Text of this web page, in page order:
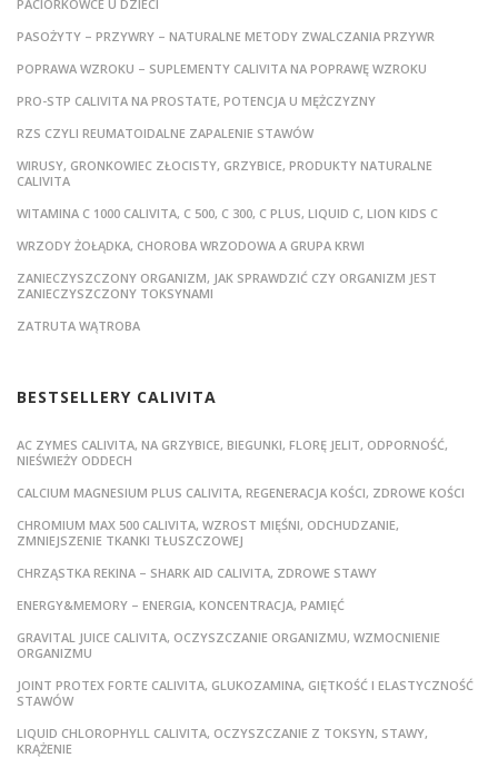
PACIORKOWCE U DZIECI
PASOŻYTY – PRZYWRY – NATURALNE METODY ZWALCZANIA PRZYWR
POPRAWA WZROKU – SUPLEMENTY CALIVITA NA POPRAWĘ WZROKU
PRO-STP CALIVITA NA PROSTATE, POTENCJA U MĘŻCZYZNY
RZS CZYLI REUMATOIDALNE ZAPALENIE STAWÓW
WIRUSY, GRONKOWIEC ZŁOCISTY, GRZYBICE, PRODUKTY NATURALNE
CALIVITA
WITAMINA C 1000 CALIVITA, C 500, C 300, C PLUS, LIQUID C, LION KIDS C
WRZODY ŻOŁĄDKA, CHOROBA WRZODOWA A GRUPA KRWI
ZANIECZYSZCZONY ORGANIZM, JAK SPRAWDZIĆ CZY ORGANIZM JEST
ZANIECZYSZCZONY TOKSYNAMI
ZATRUTA WĄTROBA
BESTSELLERY CALIVITA
AC ZYMES CALIVITA, NA GRZYBICE, BIEGUNKI, FLORĘ JELIT, ODPORNOŚĆ,
NIEŚWIEŻY ODDECH
CALCIUM MAGNESIUM PLUS CALIVITA, REGENERACJA KOŚCI, ZDROWE KOŚCI
CHROMIUM MAX 500 CALIVITA, WZROST MIĘŚNI, ODCHUDZANIE,
ZMNIEJSZENIE TKANKI TŁUSZCZOWEJ
CHRZĄSTKA REKINA – SHARK AID CALIVITA, ZDROWE STAWY
ENERGY&MEMORY – ENERGIA, KONCENTRACJA, PAMIĘĆ
GRAVITAL JUICE CALIVITA, OCZYSZCZANIE ORGANIZMU, WZMOCNIENIE
ORGANIZMU
JOINT PROTEX FORTE CALIVITA, GLUKOZAMINA, GIĘTKOŚĆ I ELASTYCZNOŚĆ
STAWÓW
LIQUID CHLOROPHYLL CALIVITA, OCZYSZCZANIE Z TOKSYN, STAWY,
KRĄŻENIE